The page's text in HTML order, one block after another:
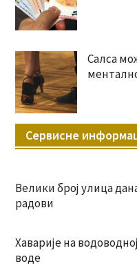
Салса
Сервисне
Велики број улица
радови
Хаварије на
воде